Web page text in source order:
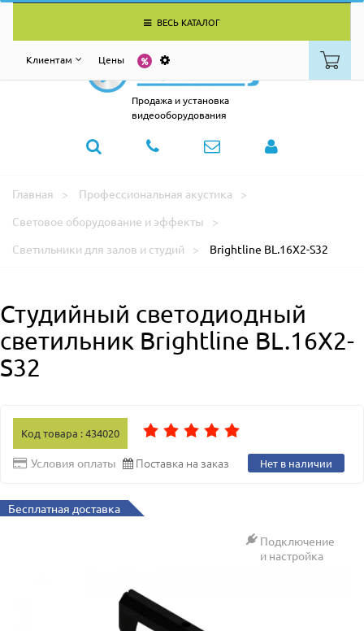
ВЕСЬ КАТАЛОГ
Клиентам Цены
Продажа и установка
видеооборудования
Главная
Профессиональная акустика
Световое оборудование и эффекты
Светильники для залов и студий
Brightline BL.16X2-S32
Студийный светодиодный
светильник Brightline BL.16X2-
S32
Код товара : 434020
Условия оплаты Поставка на заказ Нет в наличии
Бесплатная доставка
Подключение
и настройка